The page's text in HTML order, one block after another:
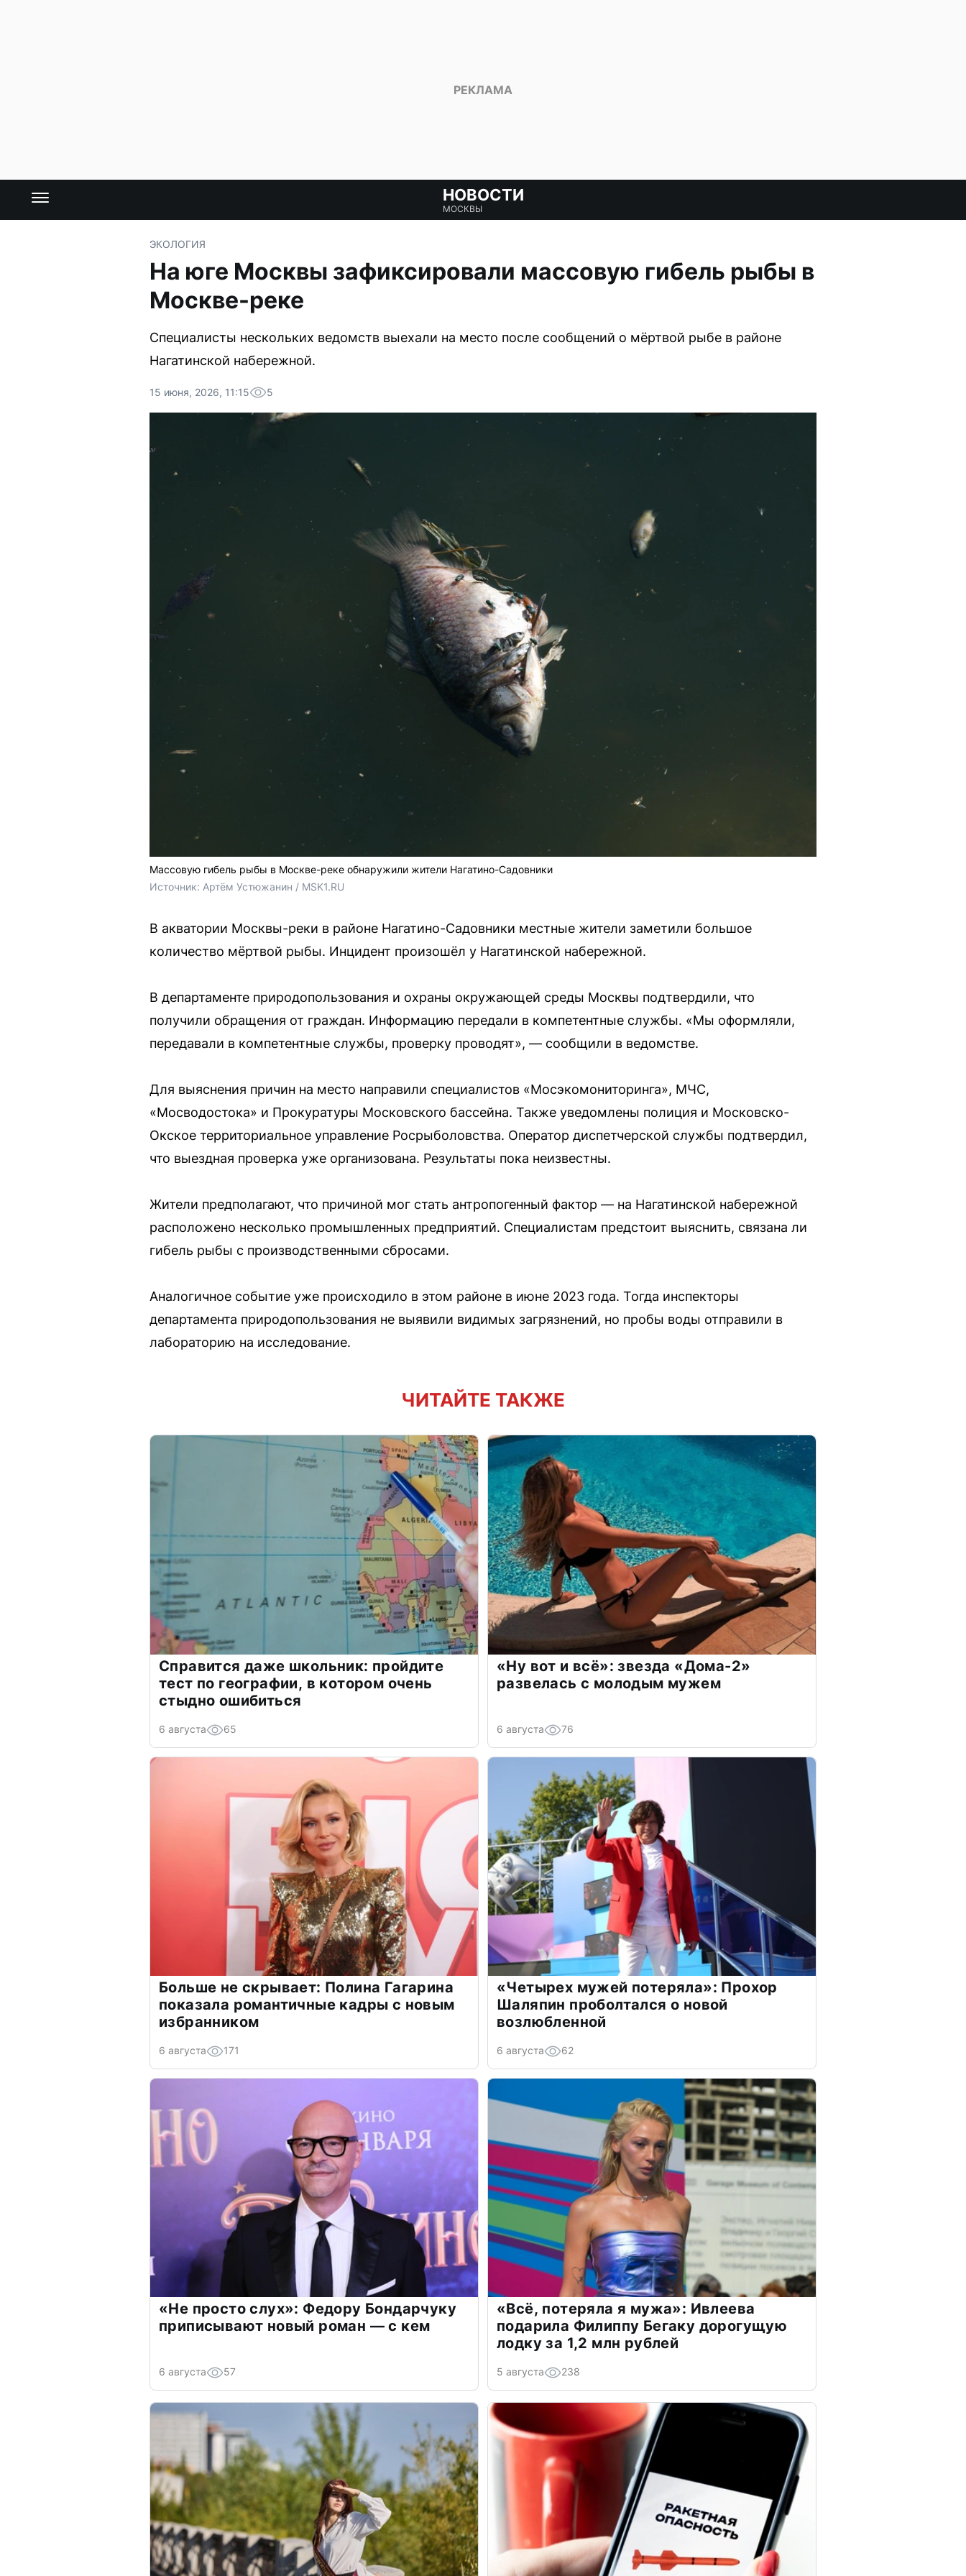
НОВОСТИ
МОСКВЫ
ЭКОЛОГИЯ
На юге Москвы зафиксировали массовую гибель рыбы в
Москве-реке
Специалисты нескольких ведомств выехали на место после сообщений о мёртвой рыбе в районе
Нагатинской набережной.
15 июня, 2026, 11:15 5
Массовую гибель рыбы в Москве-реке обнаружили жители Нагатино-Садовники
Источник: Артём Устюжанин / MSK1.RU
В акватории Москвы-реки в районе Нагатино-Садовники местные жители заметили большое
количество мёртвой рыбы. Инцидент произошёл у Нагатинской набережной.
В департаменте природопользования и охраны окружающей среды Москвы подтвердили, что
получили обращения от граждан. Информацию передали в компетентные службы. «Мы оформляли,
передавали в компетентные службы, проверку проводят», — сообщили в ведомстве.
Для выяснения причин на место направили специалистов «Мосэкомониторинга», МЧС,
«Мосводостока» и Прокуратуры Московского бассейна. Также уведомлены полиция и Московско-
Окское территориальное управление Росрыболовства. Оператор диспетчерской службы подтвердил,
что выездная проверка уже организована. Результаты пока неизвестны.
Жители предполагают, что причиной мог стать антропогенный фактор — на Нагатинской набережной
расположено несколько промышленных предприятий. Специалистам предстоит выяснить, связана ли
гибель рыбы с производственными сбросами.
Аналогичное событие уже происходило в этом районе в июне 2023 года. Тогда инспекторы
департамента природопользования не выявили видимых загрязнений, но пробы воды отправили в
лабораторию на исследование.
ЧИТАЙТЕ ТАКЖЕ
Справится даже школьник: пройдите
тест по географии, в котором очень
стыдно ошибиться
6 августа 65
«Ну вот и всё»: звезда «Дома-2»
развелась с молодым мужем
6 августа 76
Больше не скрывает: Полина Гагарина
показала романтичные кадры с новым
избранником
6 августа 171
«Четырех мужей потеряла»: Прохор
Шаляпин проболтался о новой
возлюбленной
6 августа 62
«Не просто слух»: Федору Бондарчуку
приписывают новый роман — с кем
6 августа 57
«Всё, потеряла я мужа»: Ивлеева
подарила Филиппу Бегаку дорогущую
лодку за 1,2 млн рублей
5 августа 238